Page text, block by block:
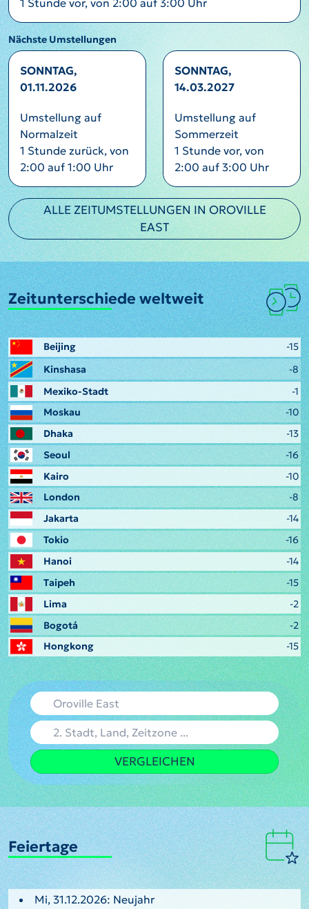
1 Stunde vor, von 2:00 auf 3:00 Uhr
Nächste Umstellungen
SONNTAG,
01.11.2026
Umstellung auf
Normalzeit
1 Stunde zurück, von
2:00 auf 1:00 Uhr
SONNTAG,
14.03.2027
Umstellung auf
Sommerzeit
1 Stunde vor, von
2:00 auf 3:00 Uhr
ALLE ZEITUMSTELLUNGEN IN OROVILLE
EAST
Zeitunterschiede weltweit
Beijing
-15
Kinshasa
-8
Mexiko-Stadt
-1
Moskau
-10
Dhaka
-13
Seoul
-16
Kairo
-10
London
-8
Jakarta
-14
Tokio
-16
Hanoi
-14
Taipeh
-15
Lima
-2
Bogotá
-2
Hongkong
-15
VERGLEICHEN
Feiertage
Mi, 31.12.2026: Neujahr